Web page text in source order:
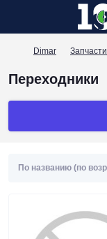
Dimar Запчасти
Переходники